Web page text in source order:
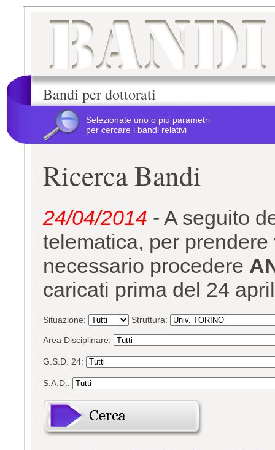
Bandi per dottorati
Selezionate uno o più parametri
per cercare i bandi relativi
Ricerca Bandi
24/04/2014 - A seguito
telematica, per
necessario procedere
caricati prima del 24
Situazione: Struttura:
Area Disciplinare:
G.S.D. 24:
S.A.D.: